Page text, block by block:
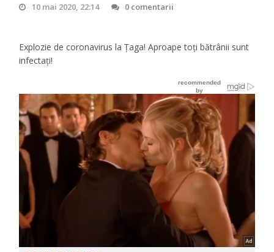
10 mai 2020, 22:14 0 comentarii
Explozie de coronavirus la Ţaga! Aproape toţi bătrânii sunt
infectaţi!